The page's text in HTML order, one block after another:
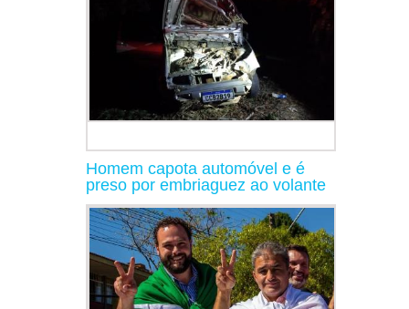
Homem capota automóvel e é
preso por embriaguez ao volante